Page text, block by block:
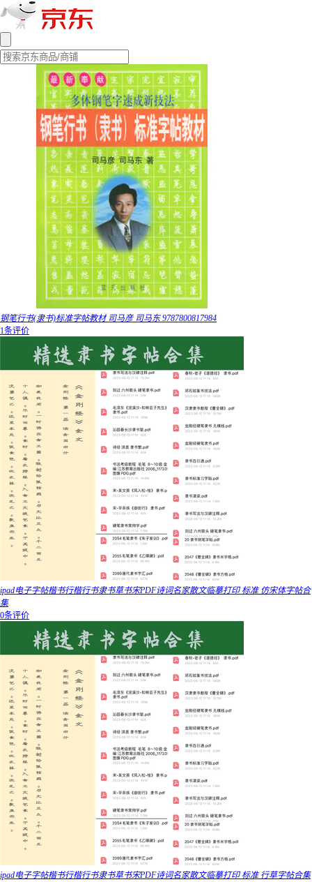
钢笔行书(隶书)标准字帖教材 司马彦 司马东 9787800817984
1条评价
ipad电子字帖楷书行楷行书隶书草书宋PDF诗词名家散文临摹打印 标准 仿宋体字帖合
集
0条评价
ipad电子字帖楷书行楷行书隶书草书宋PDF诗词名家散文临摹打印 标准 行草字帖合集